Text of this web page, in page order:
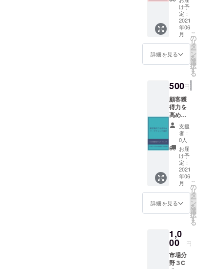
島に移住し
てセラピー
サロン開
業。東経135
ギーが高い
ベッドを購
入して負担
が少ない費
用で受けて
頂き、難病
で苦しむ難
病の方のサ
ポート活動
で社会を明
るくしたい
です。お力
添えどうぞ
願いいたし
ます。
（PDF
データ
提供）
自分の
短所も
受け入
れて自
く愛せ
ていた
のは、
何歳の
時まで
でした
でしょ
うか？
セラピ
ストは
普通の
人より
も自己
肯定感
が低く
て自分
には優
があり
ます。
あなた
が、自
分に対
け予
定：
2021
年06
月
詳細を見る
こ
の
リ
タ
ー
ン
を
選
択
す
る
500円
顧客獲
得力を
高める
マーケ
ティン
グ設計
の
EBOOK
テキス
（PDF
データ
提供）
マーケ
ティン
理解
は、好
きな仕
事で起
業する
支援
者：
0人
お届
け予
定：
2021
年06
月
詳細を見る
こ
の
リ
タ
ー
ン
を
選
択
す
る
1,0
00 円
市場分
野３C